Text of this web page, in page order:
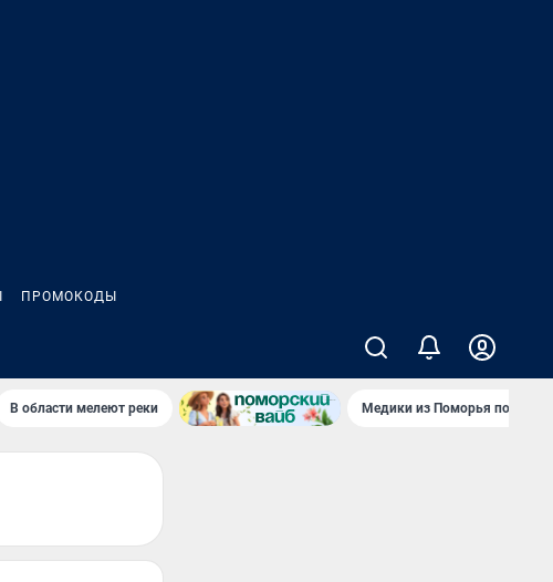
ПРОМОКОДЫ
В области мелеют реки Медики из Поморья поехали